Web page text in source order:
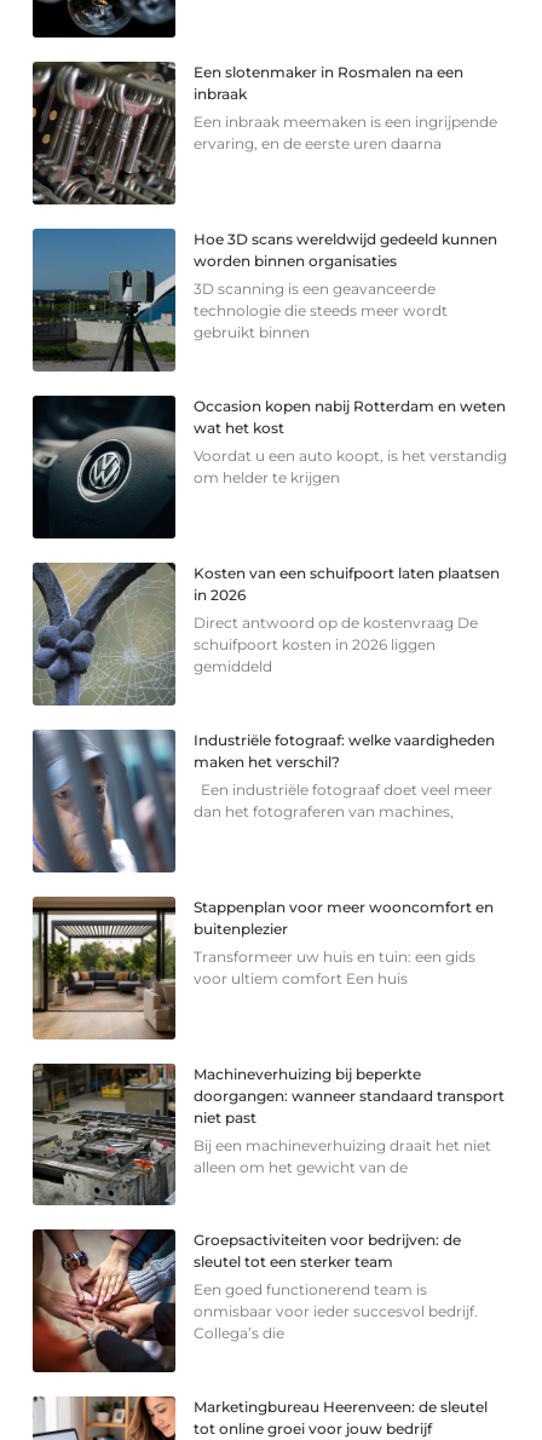
Een slotenmaker in Rosmalen na een
inbraak
Een inbraak meemaken is een ingrijpende
ervaring, en de eerste uren daarna
Hoe 3D scans wereldwijd gedeeld kunnen
worden binnen organisaties
3D scanning is een geavanceerde
technologie die steeds meer wordt
gebruikt binnen
Occasion kopen nabij Rotterdam en weten
wat het kost
Voordat u een auto koopt, is het verstandig
om helder te krijgen
Kosten van een schuifpoort laten plaatsen
in 2026
Direct antwoord op de kostenvraag De
schuifpoort kosten in 2026 liggen
gemiddeld
Industriële fotograaf: welke vaardigheden
maken het verschil?
Een industriële fotograaf doet veel meer
dan het fotograferen van machines,
Stappenplan voor meer wooncomfort en
buitenplezier
Transformeer uw huis en tuin: een gids
voor ultiem comfort Een huis
Machineverhuizing bij beperkte
doorgangen: wanneer standaard transport
niet past
Bij een machineverhuizing draait het niet
alleen om het gewicht van de
Groepsactiviteiten voor bedrijven: de
sleutel tot een sterker team
Een goed functionerend team is
onmisbaar voor ieder succesvol bedrijf.
Collega’s die
Marketingbureau Heerenveen: de sleutel
tot online groei voor jouw bedrijf